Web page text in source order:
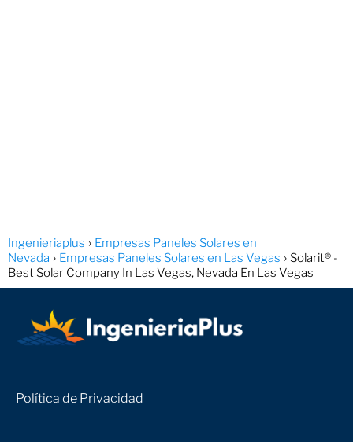
Ingenieriaplus
Empresas Paneles Solares en
Nevada
Empresas Paneles Solares en Las Vegas
Solarit® -
Best Solar Company In Las Vegas, Nevada En Las Vegas
Política de Privacidad